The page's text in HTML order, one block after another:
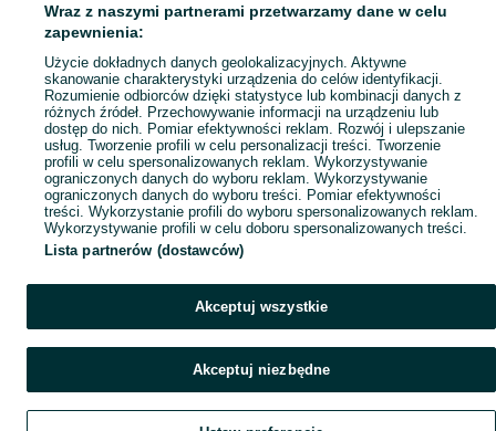
Mapa ministron
Popularne wyszukiwania
Wraz z naszymi partnerami przetwarzamy dane w celu
zapewnienia:
Użycie dokładnych danych geolokalizacyjnych. Aktywne
skanowanie charakterystyki urządzenia do celów identyfikacji.
Rozumienie odbiorców dzięki statystyce lub kombinacji danych z
różnych źródeł. Przechowywanie informacji na urządzeniu lub
dostęp do nich. Pomiar efektywności reklam. Rozwój i ulepszanie
usług. Tworzenie profili w celu personalizacji treści. Tworzenie
profili w celu spersonalizowanych reklam. Wykorzystywanie
ograniczonych danych do wyboru reklam. Wykorzystywanie
ograniczonych danych do wyboru treści. Pomiar efektywności
treści. Wykorzystanie profili do wyboru spersonalizowanych reklam.
Wykorzystywanie profili w celu doboru spersonalizowanych treści.
Lista partnerów (dostawców)
Akceptuj wszystkie
Akceptuj niezbędne